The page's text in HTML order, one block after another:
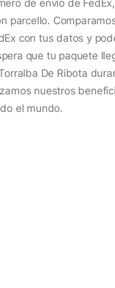
de envío de
parcello.
con tus datos y
que tu paquete
De Ribota
nuestros
el mundo.